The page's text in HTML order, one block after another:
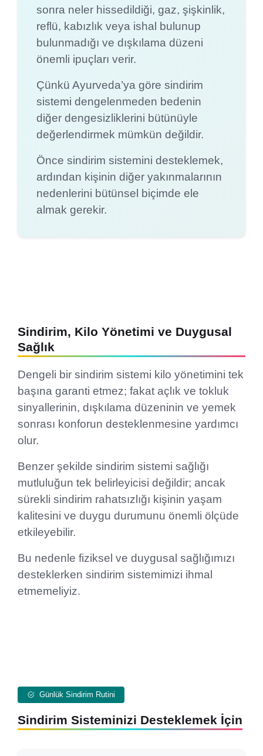
sonra neler hissedildiği, gaz, şişkinlik,
reflü, kabızlık veya ishal bulunup
bulunmadığı ve dışkılama düzeni
önemli ipuçları verir.
Çünkü Ayurveda’ya göre sindirim
sistemi dengelenmeden bedenin
diğer dengesizliklerini bütünüyle
değerlendirmek mümkün değildir.
Önce sindirim sistemini desteklemek,
ardından kişinin diğer yakınmalarının
nedenlerini bütünsel biçimde ele
almak gerekir.
Sindirim, Kilo Yönetimi ve Duygusal
Sağlık
Dengeli bir sindirim sistemi kilo yönetimini tek
başına garanti etmez; fakat açlık ve tokluk
sinyallerinin, dışkılama düzeninin ve yemek
sonrası konforun desteklenmesine yardımcı
olur.
Benzer şekilde sindirim sistemi sağlığı
mutluluğun tek belirleyicisi değildir; ancak
sürekli sindirim rahatsızlığı kişinin yaşam
kalitesini ve duygu durumunu önemli ölçüde
etkileyebilir.
Bu nedenle fiziksel ve duygusal sağlığımızı
desteklerken sindirim sistemimizi ihmal
etmemeliyiz.
Günlük Sindirim Rutini
Sindirim Sisteminizi Desteklemek İçin